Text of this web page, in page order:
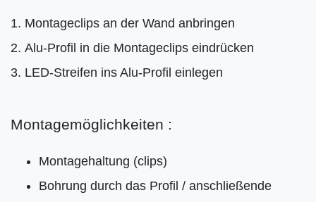
Montageclips an der Wand anbringen
Alu-Profil in die Montageclips eindrücken
LED-Streifen ins Alu-Profil einlegen
Montagemöglichkeiten :
Montagehaltung (clips)
Bohrung durch das Profil / anschließende